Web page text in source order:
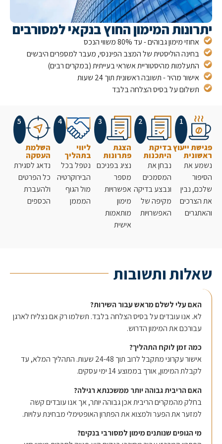
המימון החוץ בנקאי למסורבים
אחוזי מימון גבוהים - עד 80% משווי הנכס
בחינה הוליסטית של המצב הפיננסי, מעבר למספרים היבשים
התעלמות מהיסטוריית אשראי בעייתית (במקרים רבים)
אישור מהיר - תשובה ראשונית תוך 24 שעות
תשלום על בסיס הצלחה בלבד
1
ייעוץ
את
נבין
2
בדיקת
היתכנות
נבחן את
המסמכים
ונבצע בדיקה
מקיפה של
האפשרויות
3
הצגת
פתרונות
נציג בפניכם
מספר
אפשרויות
מימון
מותאמות
4
ליווי
בתהליך
נטפל בכל
הבירוקרטיה
מול הגוף
5
השלמת
העסקה
נדאג לסגירת
כל הפרטים
ולהעברת
הכספים
ותשובות
עלי לשלם מראש עבור השירות?
אנו עובדים על בסיס הצלחה בלבד. תשלמו רק אם נצליח לארגן
את המימון הדרוש.
זמן לוקח התהליך?
אישור עקרוני מתקבל לרוב תוך 24-48 שעות. התהליך המלא, עד
המימון, אורך בממוצע 14 ימי עסקים.
הריבית גבוהה יותר ממשכנתא רגילה?
מהמקרים הריבית אכן גבוהה יותר, אך אנו עובדים קשה
את הפער ולמצוא את הפתרון האופטימלי מבחינת עלויות.
הגופים שנותנים מימון למסורבי בנקים?